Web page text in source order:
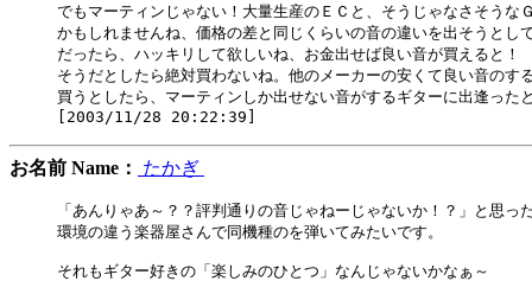
でもマーティンじゃない！大量生産のＥＣと、そうじゃなさそうな
かもしれませんね、価格の差と同じくらいの音の違いを出そうとし
だったら、ハッキリして欲しいね、お金出せば良い音が買えると！
そうだとしたら絶対買わないね。他のメーカーの安くて良い音のす
買うとしたら、マーティンしか出せない音がするギターに出逢った
お名前 Name： たかぎ
「あんりゃあ～？？評判通りの音じゃねーじゃないか！？」と思っ
環境の違う楽器屋さんで同機種のを弾いてみたいです。
それもギター好きの「楽しみのひとつ」なんじゃないかなぁ～